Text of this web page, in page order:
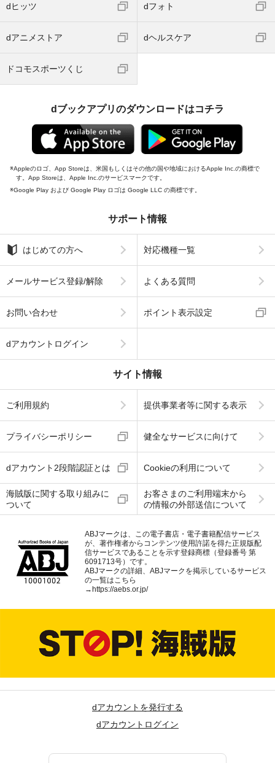
dヒッツ dフォト
dアニメストア dヘルスケア
ドコモスポーツくじ
dブックアプリのダウンロードはコチラ
Appleのロゴ、App Storeは、米国もしくはその他の国や地域におけるApple Inc.の商標で
す。App Storeは、Apple Inc.のサービスマークです。
Google Play および Google Play ロゴは Google LLC の商標です。
サポート情報
はじめての方へ 対応機種一覧
メールサービス登録/解除 よくある質問
お問い合わせ ポイント表示設定
dアカウントログイン
サイト情報
ご利用規約 提供事業者等に関する表示
プライバシーポリシー 健全なサービスに向けて
dアカウント2段階認証とは Cookieの利用について
海賊版に関する取り組みに
ついて
お客さまのご利用端末から
の情報の外部送信について
ABJマークは、この電子書店・電子書籍配信サービス
が、著作権者からコンテンツ使用許諾を得た正規版配
信サービスであることを示す登録商標（登録番号 第
6091713号）です。
ABJマークの詳細、ABJマークを掲示しているサービス
の一覧はこちら
→ https://aebs.or.jp/
dアカウントを発行する
dアカウントログイン